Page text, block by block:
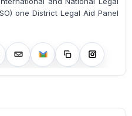
one District Legal Aid Panel